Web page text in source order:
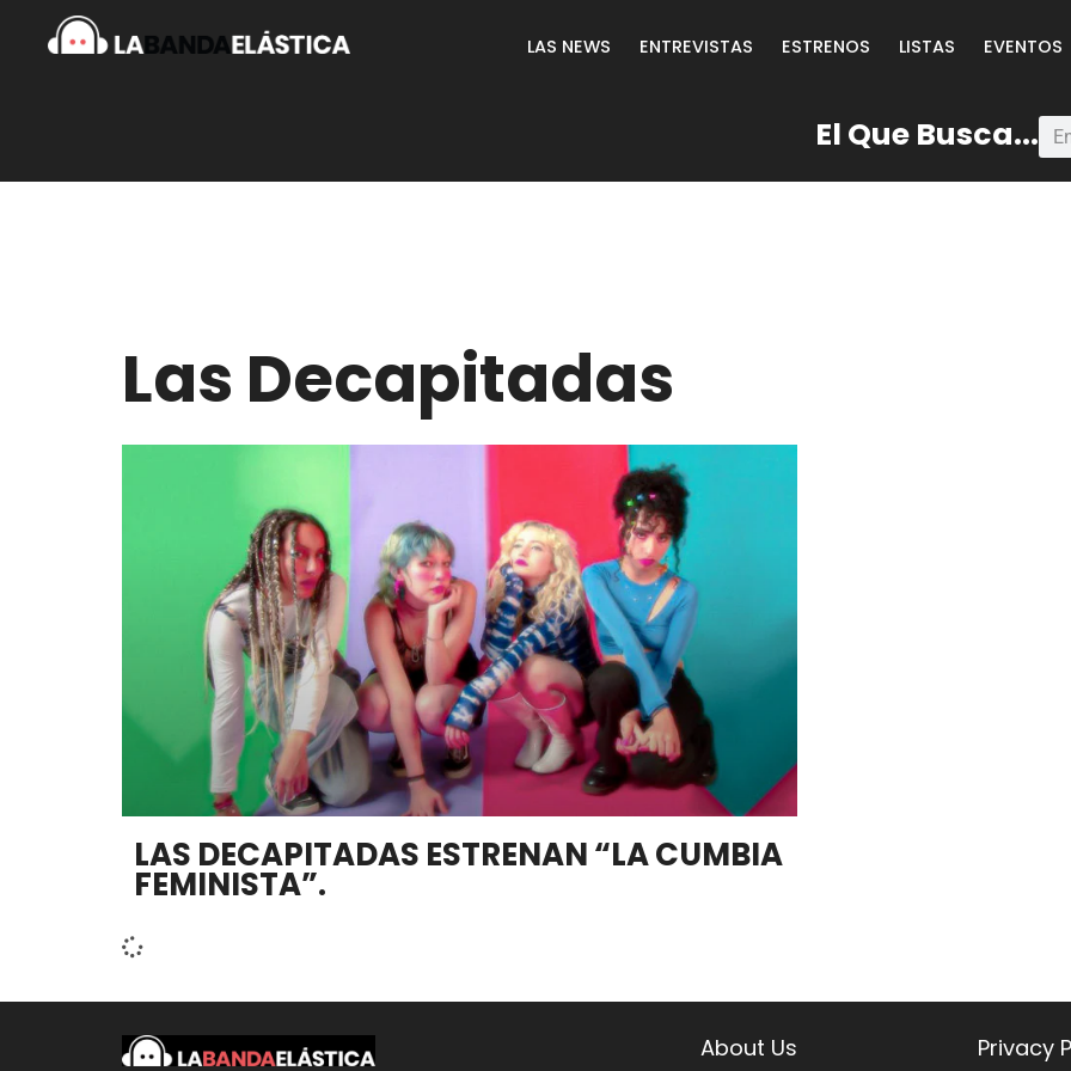
LAS NEWS ENTREVISTAS ESTRENOS LISTAS EVENTOS
El Que Busca...
Las Decapitadas
LAS DECAPITADAS ESTRENAN “LA CUMBIA
FEMINISTA”.
About Us
Privacy